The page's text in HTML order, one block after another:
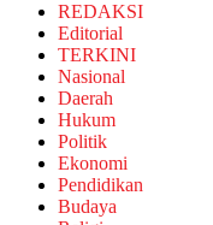
REDAKSI
Editorial
TERKINI
Nasional
Daerah
Hukum
Politik
Ekonomi
Pendidikan
Budaya